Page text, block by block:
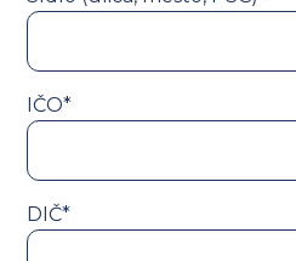
IČO*
DIČ*